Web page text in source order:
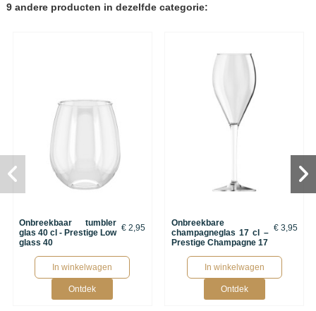
9 andere producten in dezelfde categorie:
Onbreekbaar tumbler
glas 40 cl - Prestige Low
glass 40
€ 2,95
In winkelwagen
Ontdek
Onbreekbare
champagneglas 17 cl –
Prestige Champagne 17
€ 3,95
In winkelwagen
Ontdek